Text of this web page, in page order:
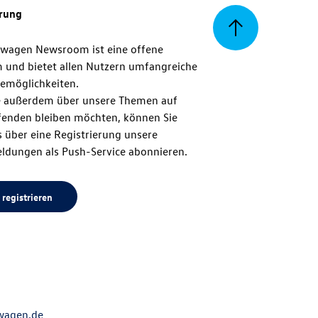
Zurück
Newsroom ist eine offene
bietet allen Nutzern umfangreiche
außerdem über unsere Themen auf
bleiben möchten, können Sie
über eine Registrierung unsere
als Push-Service abonnieren.
registrieren